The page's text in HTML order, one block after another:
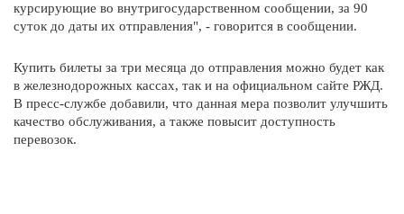
курсирующие во внутригосударственном сообщении, за 90
суток до даты их отправления", - говорится в сообщении.
Купить билеты за три месяца до отправления можно будет как
в железнодорожных кассах, так и на официальном сайте РЖД.
В пресс-службе добавили, что данная мера позволит улучшить
качество обслуживания, а также повысит доступность
перевозок.